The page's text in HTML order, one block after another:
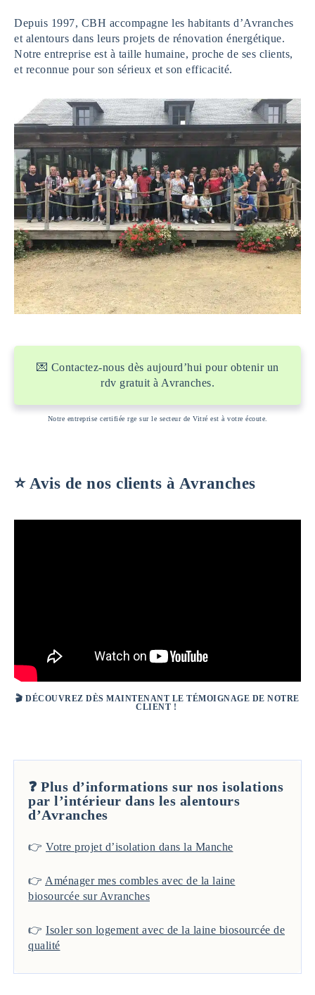
Depuis 1997, CBH accompagne les habitants d’Avranches
et alentours dans leurs projets de rénovation énergétique.
Notre entreprise est à taille humaine, proche de ses clients,
et reconnue pour son sérieux et son efficacité.
💌 Contactez-nous dès aujourd’hui pour obtenir un
rdv gratuit à Avranches.
Notre entreprise certifiée rge sur le secteur de Vitré est à votre écoute.
⭐️ Avis de nos clients à Avranches
🎬DÉCOUVREZ DÈS MAINTENANT LE TÉMOIGNAGE DE NOTRE
CLIENT !
❓ Plus d’informations sur nos isolations
par l’intérieur dans les alentours
d’Avranches
👉 Votre projet d’isolation dans la Manche
👉 Aménager mes combles avec de la laine
biosourcée sur Avranches
👉 Isoler son logement avec de la laine biosourcée de
qualité